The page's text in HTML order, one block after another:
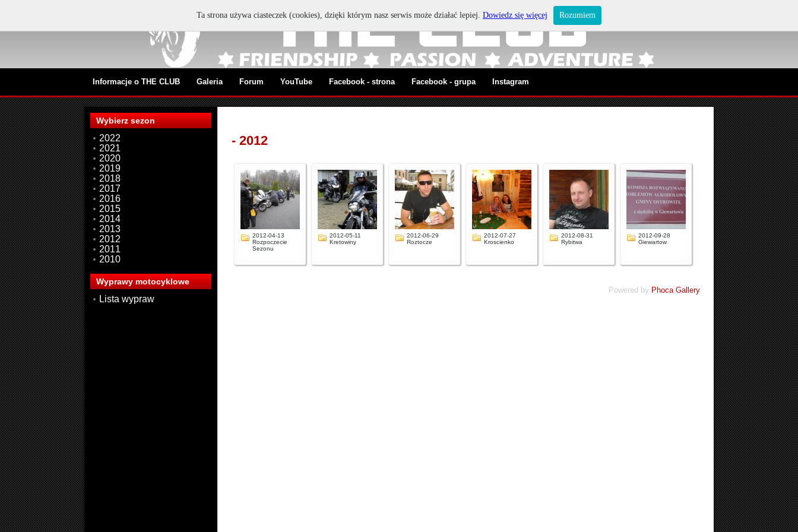
Informacje o THE CLUB Galeria Forum YouTube Facebook - strona Facebook - grupa Instagram
Wybierz sezon
2022
2021
2020
2019
2018
2017
2016
2015
2014
2013
2012
2011
2010
Wyprawy motocyklowe
Lista wypraw
- 2012
2012-04-13
Rozpoczecie
Sezonu
2012-05-11
Kretowiny
2012-06-29
Roztocze
2012-07-27
Kroscienko
2012-08-31
Rybitwa
2012-09-28
Giewartow
Powered by Phoca Gallery
Ta strona używa ciasteczek (cookies), dzięki którym nasz serwis może działać lepiej. Dowiedz się więcej Rozumiem